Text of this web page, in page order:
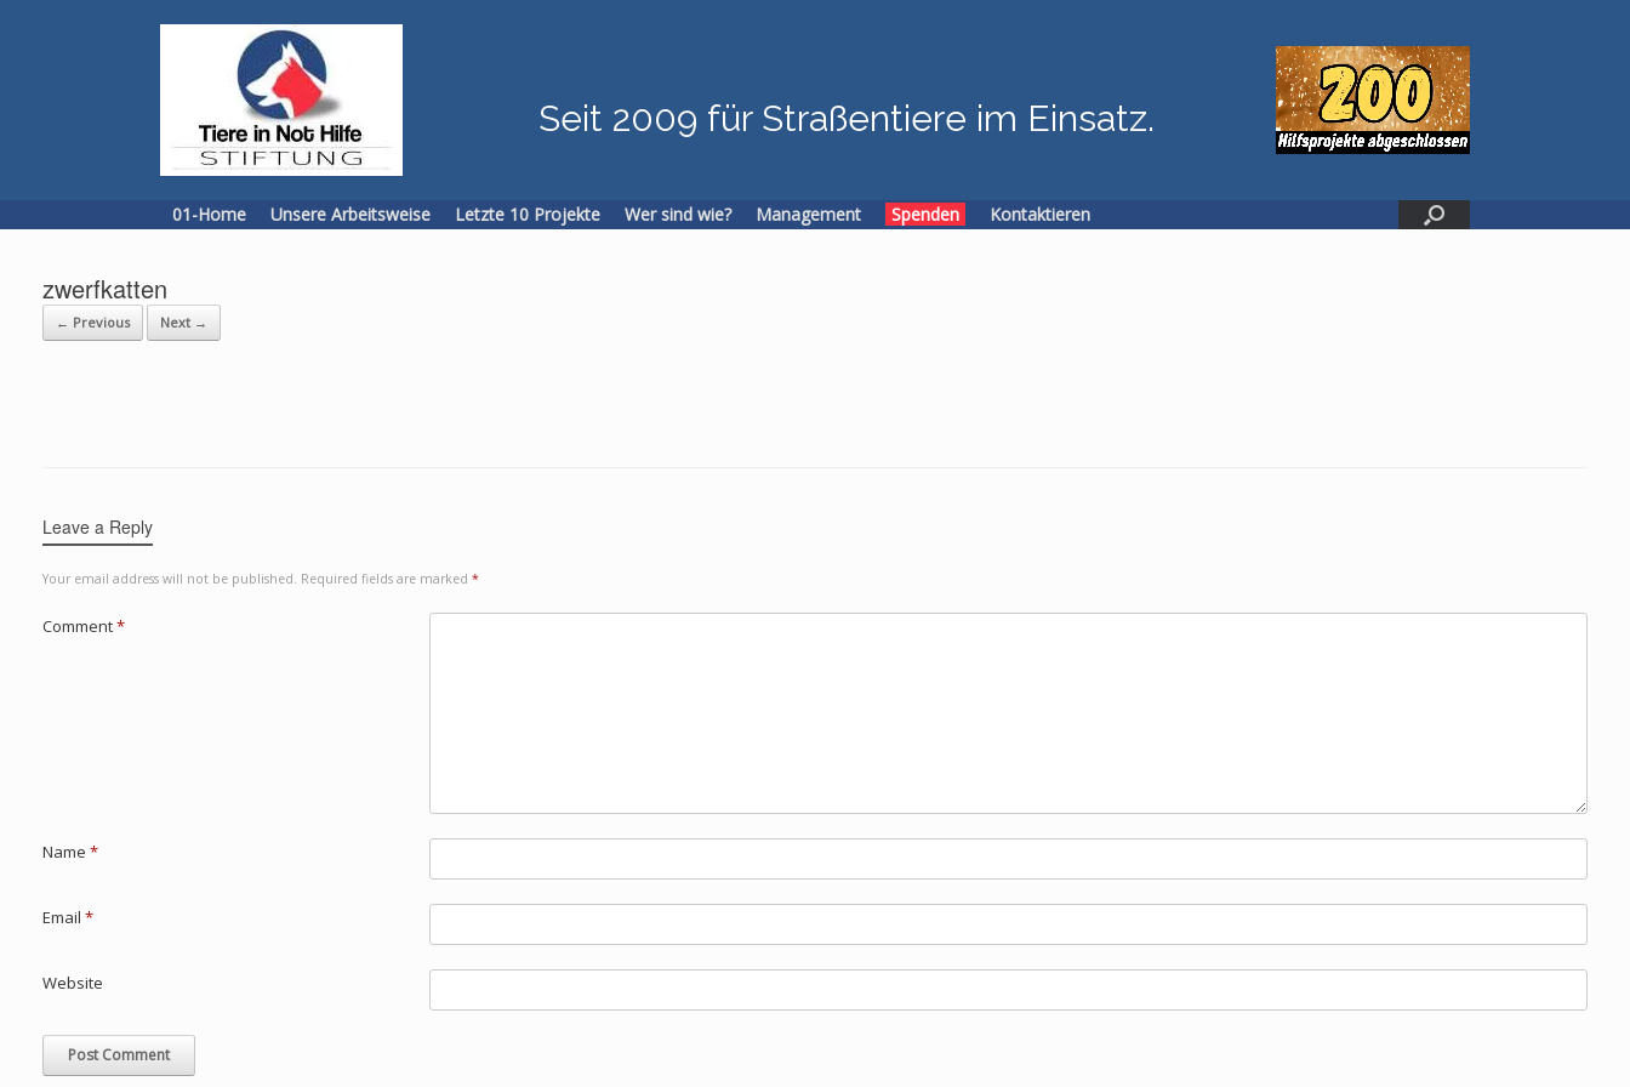
Seit 2009 für Straßentiere im Einsatz.
01-Home Unsere Arbeitsweise Letzte 10 Projekte Wer sind wie? Management Spenden Kontaktieren
zwerfkatten
← Previous Next →
Leave a Reply
Your email address will not be published. Required fields are marked *
Comment*
Name *
Email *
Website